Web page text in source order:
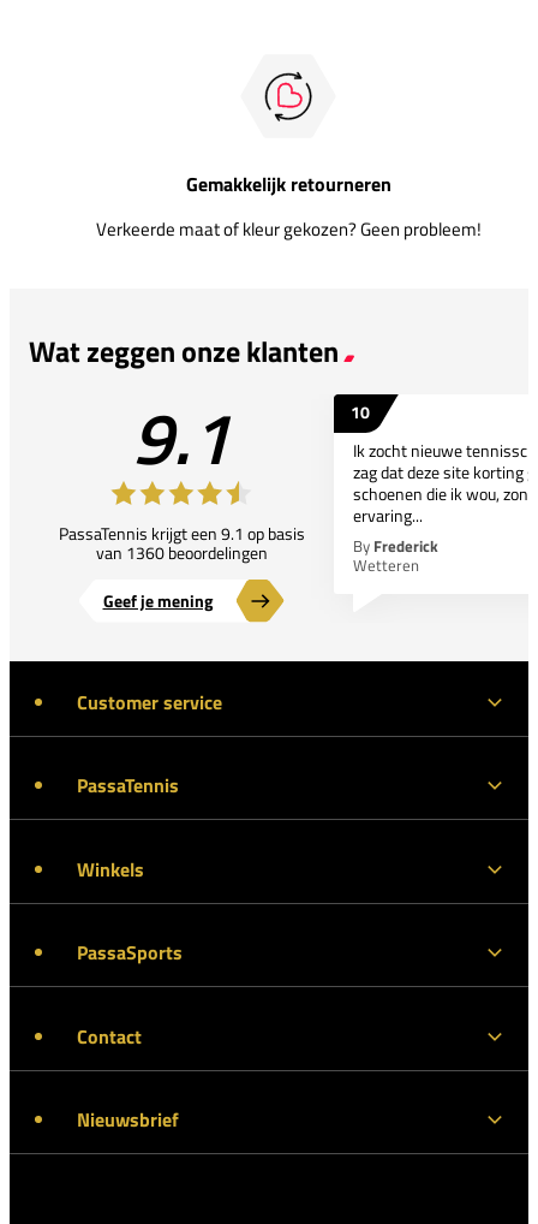
Gemakkelijk retourneren
Verkeerde maat of kleur gekozen? Geen probleem!
Wat zeggen onze klanten
9.1
PassaTennis krijgt een 9.1 op basis
van 1360 beoordelingen
Geef je mening
10
Ik zocht nieuwe
zag dat deze site korting
schoenen die ik wou,
ervaring...
By Frederick
Wetteren
Customer service
PassaTennis
Winkels
PassaSports
Contact
Nieuwsbrief